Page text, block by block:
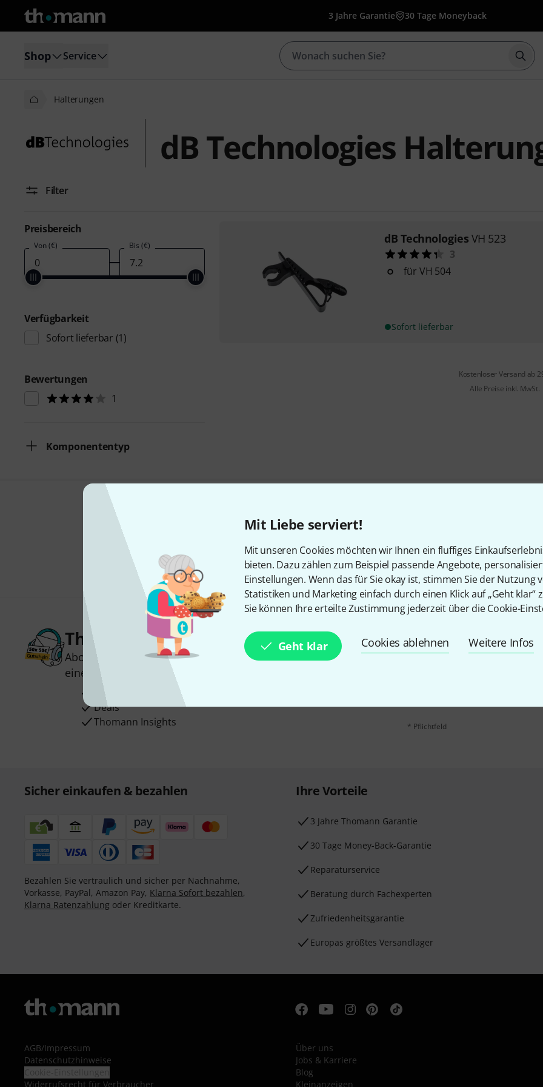
Mit Liebe serviert!
Mit unseren Cookies möchten wir Ihnen ein fluffiges
bieten. Dazu zählen zum Beispiel passende Angebote,
Einstellungen. Wenn das für Sie okay ist, stimmen Sie der Nutzung
Statistiken und Marketing einfach durch einen Klick auf „Geht klar“
Sie können Ihre erteilte Zustimmung jederzeit über die Cookie-
Geht klar Cookies ablehnen Weitere Infos
3 Jahre Garantie 30 Tage Moneyback
Shop Service
Halterungen
dB Technologies
Filter
Preisbereich
Von (€) Bis (€)
Verfügbarkeit
Sofort lieferbar (1)
Bewertungen
1
Komponententyp
dB Technologies VH 523
3
für VH 504
Sofort lieferbar
Kostenloser Versand ab
Alle Preise inkl. MwSt.
Teilen Hilfe & Feedback
Thomann Newsletter
Abonniere den Thomann Newsletter und gewinne mit etwas Glück
einen von
50 Gutscheinen
Inspirierende Beiträge
Deals
Thomann Insights
E-Mail-Adresse*
* Pflichtfeld
Sicher einkaufen & bezahlen
Bezahlen Sie vertraulich und sicher per Nachnahme,
Vorkasse, PayPal, Amazon Pay, Klarna Sofort bezahlen,
Klarna Ratenzahlung oder Kreditkarte.
Ihre Vorteile
3 Jahre Thomann Garantie
30 Tage Money-Back-Garantie
Reparaturservice
Beratung durch Fachexperten
Zufriedenheitsgarantie
Europas größtes Versandlager
AGB/Impressum
Datenschutzhinweise
Widerrufsrecht für Verbraucher
Über uns
Jobs & Karriere
Blog
Kleinanzeigen